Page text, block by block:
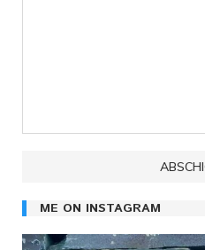
ME ON INSTAGRAM